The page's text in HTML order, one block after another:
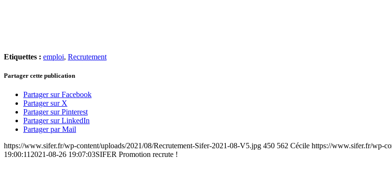
Etiquettes : emploi, Recrutement
Partager cette publication
Partager sur Facebook
Partager sur X
Partager sur Pinterest
Partager sur LinkedIn
Partager par Mail
https://www.sifer.fr/wp-content/uploads/2021/08/Recrutement-Sifer-2021-08-V5.jpg 450 562 Cécile https://www.sifer.fr/wp-
19:00:11 2021-08-26 19:07:03SIFER Promotion recrute !